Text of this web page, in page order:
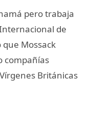
pero trabaja
de
Mossack
compañías
Británicas